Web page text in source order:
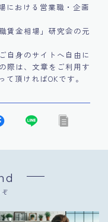
における営業職・企画
賃金相場」研究会の元
自身のサイトへ自由に
際は、文章をご利用す
頂ければOKです。